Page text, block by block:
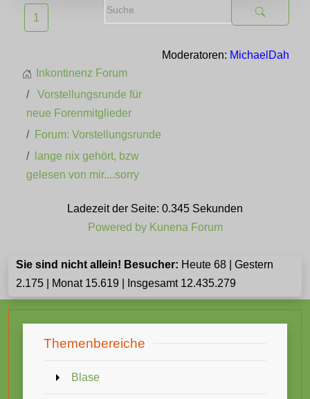
1
Moderatoren: MichaelDah
Inkontinenz Forum
Vorstellungsrunde für
neue Forenmitglieder
Forum: Vorstellungsrunde
lange nix gehört, bzw
gelesen von mir....sorry
Ladezeit der Seite: 0.345 Sekunden
Powered by Kunena Forum
Sie sind nicht allein! Besucher: Heute 68 | Gestern
2.175 | Monat 15.619 | Insgesamt 12.435.279
Themenbereiche
Blase